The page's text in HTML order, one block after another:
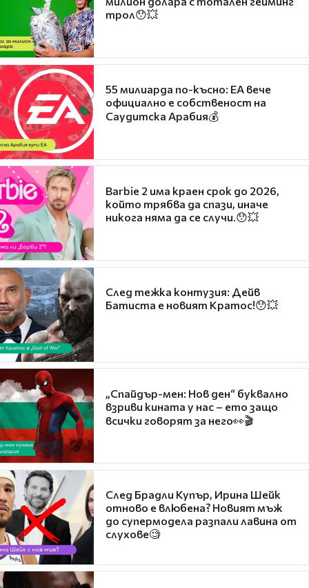
трол😯💥
55 милиарда по-късно: EA вече
официално е собственост на
Саудитска Арабия💰
Barbie 2 има краен срок до 2026,
който трябва да спази, иначе
никога няма да се случи.😯💥
След тежка контузия: Дейв
Батиста е новият Кратос!😯💥
„Спайдър-мен: Нов ден“ буквално
взриви кината у нас – ето защо
всички говорят за него👀🎬
След Брадли Купър, Ирина Шейк
отново е влюбена? Новият мъж
до супермодела разпали лавина от
слухове🧐